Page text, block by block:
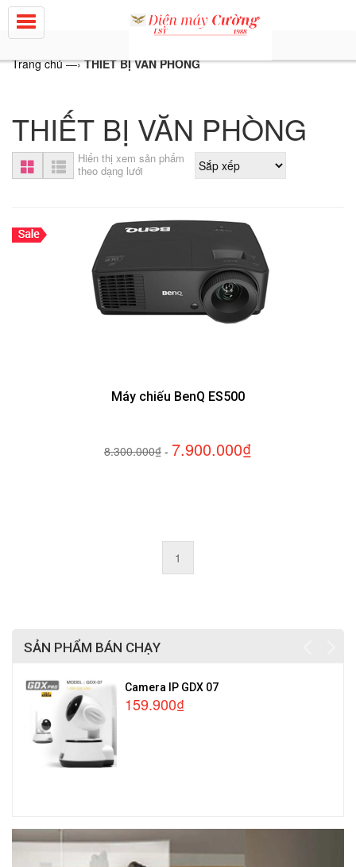
Trang chủ—› THIẾT BỊ VĂN PHÒNG
THIẾT BỊ VĂN PHÒNG
Hiển thị xem sản phẩm
theo dạng lưới
Máy chiếu BenQ ES500
8.300.000₫ - 7.900.000₫
1
SẢN PHẨM BÁN CHẠY
Camera IP GDX 07
159.900₫